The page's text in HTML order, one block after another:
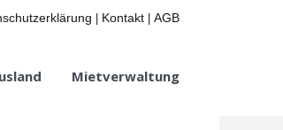
Kontakt AGB
Mietverwaltung